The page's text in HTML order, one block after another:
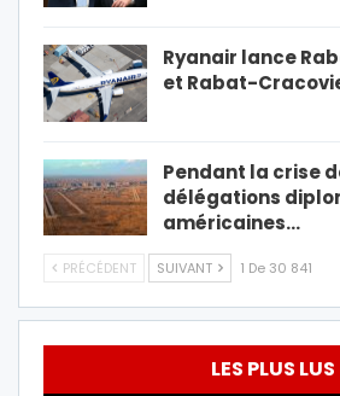
Ryanair lance
et Rabat-
Pendant la crise
délégations
américaines…
PRÉCÉDENT SUIVANT 1 De 30 841
LES PLUS LUS